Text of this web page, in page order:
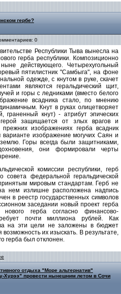
гербе?
0
Республики Тыва вынесла на
герба республики. Композиционно
действующего. Четырехугольный
пятилистник "Самбыга", на фоне
одежде, с кнутом в руке, скачет
являются геральдический щит,
и горы с ледниками (вместо белого
всадника стало, по мнению
Кнут в руках олицетворяет
граненный кнут) - атрибут эпических
защищается от злых врагов и
изображениях герба всадник
изображение могучих Саян и
Горы всегда были защитниками,
они формировали черты
комиссии республики, герб
совета федеральной геральдической
мировым стандартам. Герб не
нем излишне расположена надпись
в реестр государственных символов
заседании новый проект герба
герба согласно финансово-
почти миллиона рублей. Как
на эти цели не заложены в бюджет
возможность их изыскать. В результате,
герба был отклонен.
отдыха "Море альтернатив"
Хурээ" провести нынешним летом в Сочи